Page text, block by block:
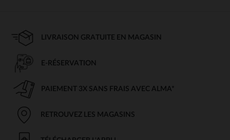
LIVRAISON GRATUITE EN MAGASIN
E-RÉSERVATION
PAIEMENT 3X SANS FRAIS AVEC ALMA*
RETROUVEZ LES MAGASINS